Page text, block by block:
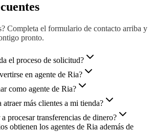
Completa el formulario de contacto arriba y
pronto.
el proceso de solicitud?
en agente de Ria?
como agente de Ria?
más clientes a mi tienda?
procesar transferencias de dinero?
obtienen los agentes de Ria además de